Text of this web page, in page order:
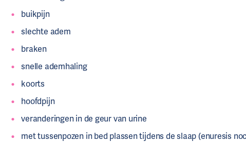
buikpijn
slechte adem
braken
snelle ademhaling
koorts
hoofdpijn
veranderingen in de geur van urine
met tussenpozen in bed plassen tijdens de slaap (enuresis